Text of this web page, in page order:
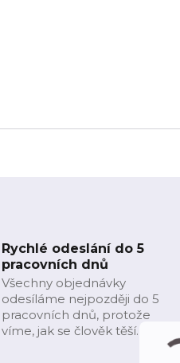
Rychlé odeslání do 5
pracovních dnů
Všechny objednávky
odesíláme nejpozději do 5
pracovních dnů, protože
víme, jak se člověk těší.